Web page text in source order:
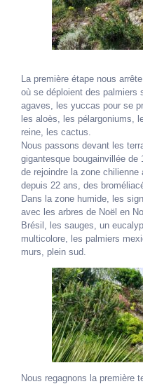
La première étape nous
où se déploient des palmiers
agaves, les yuccas pour se
les aloès, les pélargoniums,
reine, les cactus.
Nous passons devant les
gigantesque bougainvillée
de rejoindre la zone
depuis 22 ans, des
Dans la zone humide, les
avec les arbres de Noël en
Brésil, les sauges, un
multicolore, les palmiers
murs, plein sud.
Nous regagnons la première